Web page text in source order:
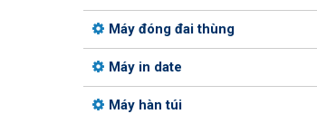
Máy đóng đai thùng
Máy in date
Máy hàn túi